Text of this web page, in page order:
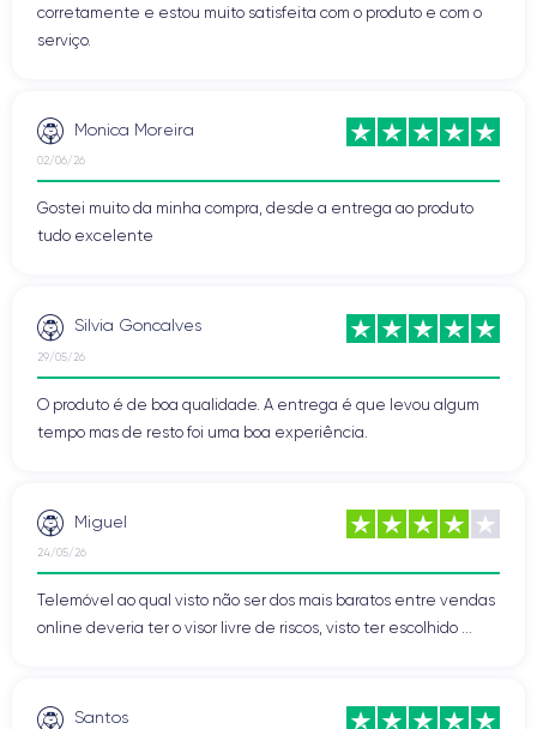
corretamente e estou muito satisfeita com o produto e com o
serviço.
Monica Moreira
02/06/26
Gostei muito da minha compra, desde a entrega ao produto
tudo excelente
Silvia Goncalves
29/05/26
O produto é de boa qualidade. A entrega é que levou algum
tempo mas de resto foi uma boa experiência.
Miguel
24/05/26
Telemóvel ao qual visto não ser dos mais baratos entre vendas
online deveria ter o visor livre de riscos, visto ter escolhido ...
Santos